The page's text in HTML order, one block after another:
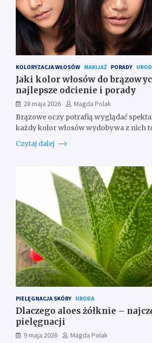
KOLORYZACJA WŁOSÓW MAKIJAŻ PORADY
Jaki kolor włosów do
najlepsze odcienie i porady
28 maja 2026
Magda Polak
Brązowe oczy potrafią wyglądać
każdy kolor włosów wydobywa z nich
Czytaj dalej
PIELĘGNACJA SKÓRY URODA
Dlaczego aloes żółknie –
pielęgnacji
9 maja 2026
Magda Polak